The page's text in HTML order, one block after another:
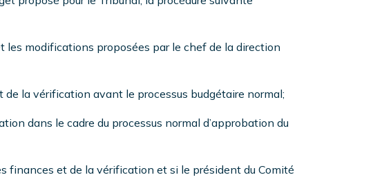
modifications proposées par le chef de la direction
la vérification avant le processus budgétaire normal;
dans le cadre du processus normal d’approbation du
finances et de la vérification et si le président du Comité